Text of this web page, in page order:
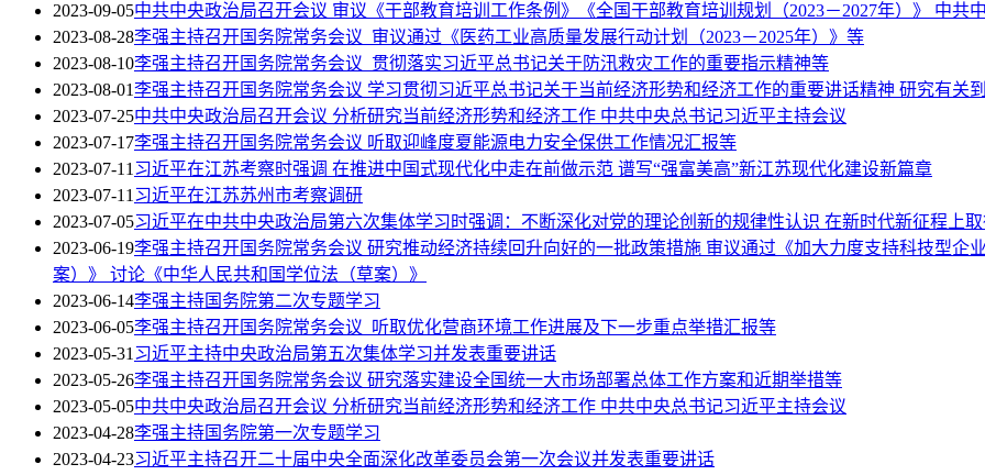
2023-09-05中共中央政治局召开会议 审议《干部教育培训工作条例》《全国干部教育培训规划（2023－2027年）》 中共
2023-08-28李强主持召开国务院常务会议 审议通过《医药工业高质量发展行动计划（2023－2025年）》等
2023-08-10李强主持召开国务院常务会议 贯彻落实习近平总书记关于防汛救灾工作的重要指示精神等
2023-08-01李强主持召开国务院常务会议 学习贯彻习近平总书记关于当前经济形势和经济工作的重要讲话精神 研究有关
2023-07-25中共中央政治局召开会议 分析研究当前经济形势和经济工作 中共中央总书记习近平主持会议
2023-07-17李强主持召开国务院常务会议 听取迎峰度夏能源电力安全保供工作情况汇报等
2023-07-11习近平在江苏考察时强调 在推进中国式现代化中走在前做示范 谱写“强富美高”新江苏现代化建设新篇章
2023-07-11习近平在江苏苏州市考察调研
2023-07-05习近平在中共中央政治局第六次集体学习时强调：不断深化对党的理论创新的规律性认识 在新时代新征程上
2023-06-19李强主持召开国务院常务会议 研究推动经济持续回升向好的一批政策措施 审议通过《加大力度支持科技型企
案）》 讨论《中华人民共和国学位法（草案）》
2023-06-14李强主持国务院第二次专题学习
2023-06-05李强主持召开国务院常务会议 听取优化营商环境工作进展及下一步重点举措汇报等
2023-05-31习近平主持中央政治局第五次集体学习并发表重要讲话
2023-05-26李强主持召开国务院常务会议 研究落实建设全国统一大市场部署总体工作方案和近期举措等
2023-05-05中共中央政治局召开会议 分析研究当前经济形势和经济工作 中共中央总书记习近平主持会议
2023-04-28李强主持国务院第一次专题学习
2023-04-23习近平主持召开二十届中央全面深化改革委员会第一次会议并发表重要讲话